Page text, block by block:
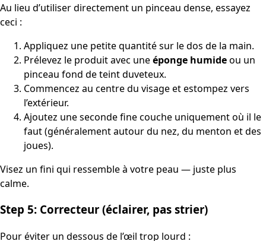
Au lieu d’utiliser directement un pinceau dense, essayez
ceci :
Appliquez une petite quantité sur le dos de la main.
Prélevez le produit avec uneéponge humideou un
pinceau fond de teint duveteux.
Commencez au centre du visage et estompez vers
l’extérieur.
Ajoutez une seconde fine couche uniquement où il le
faut (généralement autour du nez, du menton et des
joues).
Visez un fini qui ressemble à votre peau — juste plus
calme.
Step 5: Correcteur (éclairer, pas strier)
Pour éviter un dessous de l’œil trop lourd :